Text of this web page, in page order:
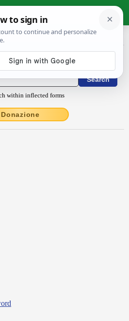
› obreptīvus
Conjugations latin
within inflected forms
Donazione